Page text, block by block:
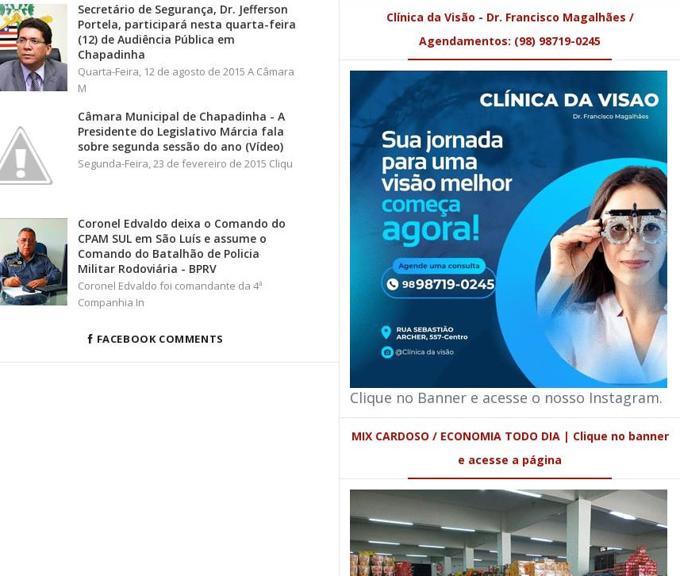
Secretário de Segurança, Dr. Jefferson
Portela, participará nesta quarta-feira
(12) de Audiência Pública em
Chapadinha
Quarta-Feira, 12 de agosto de 2015 A Câmara
M
Câmara Municipal de Chapadinha - A
Presidente do Legislativo Márcia fala
sobre segunda sessão do ano (Vídeo)
Segunda-Feira, 23 de fevereiro de 2015 Cliqu
Coronel Edvaldo deixa o Comando do
CPAM SUL em São Luís e assume o
Comando do Batalhão de Policia
Militar Rodoviária - BPRV
Coronel Edvaldo foi comandante da 4ª
Companhia In
FACEBOOK COMMENTS
Clínica da Visão - Dr. Francisco Magalhães /
Agendamentos: (98) 98719-0245
Clique no Banner e acesse o nosso Instagram.
MIX CARDOSO / ECONOMIA TODO DIA | Clique no banner
e acesse a página